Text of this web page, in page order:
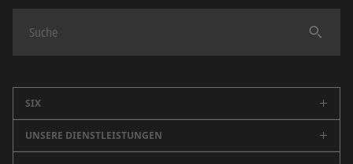
Finden
SIX
Unternehmen
UNSERE DIENSTLEISTUNGEN